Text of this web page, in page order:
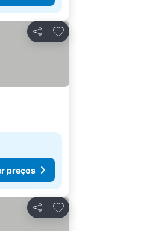
Partilhar
Adicionar aos favoritos
preços
Partilhar
Adicionar aos favoritos